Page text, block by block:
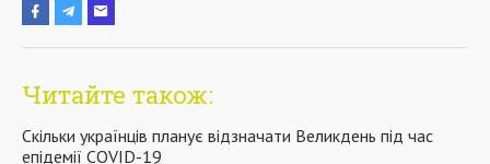
Читайте також:
Скільки українців планує відзначати Великдень під час
епідемії COVID-19